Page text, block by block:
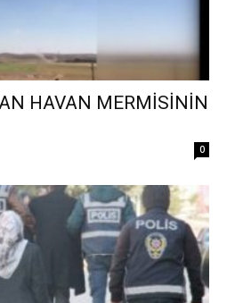
HAVAN MERMİSİNİN
0